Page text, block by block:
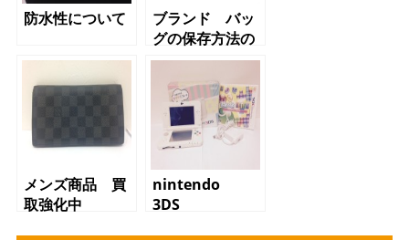
防水性について
ブランド バッ
グの保存方法の
ついて
メンズ商品 買
取強化中
nintendo
3DS